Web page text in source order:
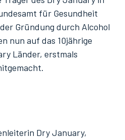
für Gesundheit
Gründung durch Alcohol
nun auf das 10jährige
Länder, erstmals
Dry January,